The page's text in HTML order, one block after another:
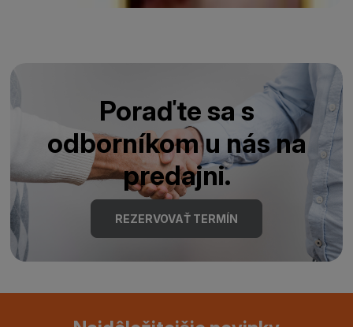
Poraďte sa s
odborníkom u nás na
predajni.
REZERVOVAŤ TERMÍN